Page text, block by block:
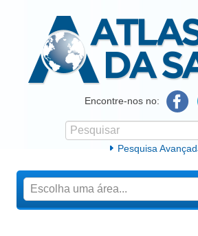
Atlas da SaúdeEncontre-nos no:
Formulário de procura
Pesquisar
Pesquisa